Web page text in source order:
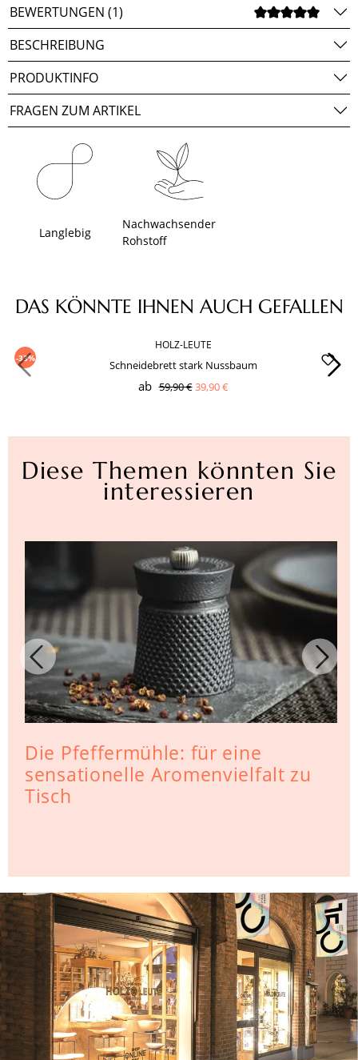
BEWERTUNGEN (1)
BESCHREIBUNG
PRODUKTINFO
FRAGEN ZUM ARTIKEL
Langlebig
Nachwachsender
Rohstoff
Produktgalerie überspringen
DAS KÖNNTE IHNEN AUCH GEFALLEN
-33%
HOLZ-LEUTE
Schneidebrett stark Nussbaum
ab 59,90 €39,90 €
Diese Themen könnten Sie
interessieren
Die Pfeffermühle: für eine
sensationelle Aromenvielfalt zu
Tisch